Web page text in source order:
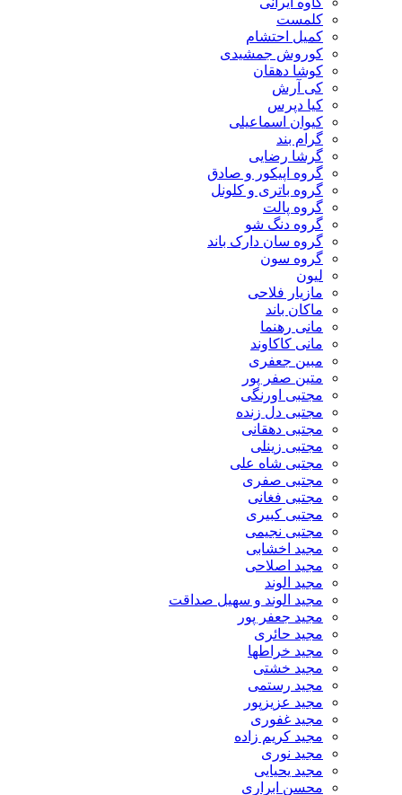
کلمست
کمیل احتشام
کوروش جمشیدی
کوشا دهقان
کی آرش
کیا دپرس
کیوان اسماعیلی
گرام بند
گرشا رضایی
گروه اپیکور و صادق
گروه باتری و کلونل
گروه پالت
گروه دنگ شو
گروه سان دارک باند
گروه سون
لیون
مازیار فلاحی
ماکان باند
مانی رهنما
مانی کاکاوند
مبین جعفری
متین صفر پور
مجتبی اورنگی
مجتبی دل زنده
مجتبی دهقانی
مجتبی زینلی
مجتبی شاه علی
مجتبی صفری
مجتبی فغانی
مجتبی کبیری
مجتبی نجیمی
مجید اخشابی
مجید اصلاحی
مجید الوند‎
مجید الوند و سهیل صداقت
مجید جعفر پور
مجید حائری
مجید خراطها
مجید خشتی
مجید رستمی
مجید عزیزپور
مجید غفوری
مجید کریم زاده
مجید نوری
مجید یحیایی
محسن ابراری